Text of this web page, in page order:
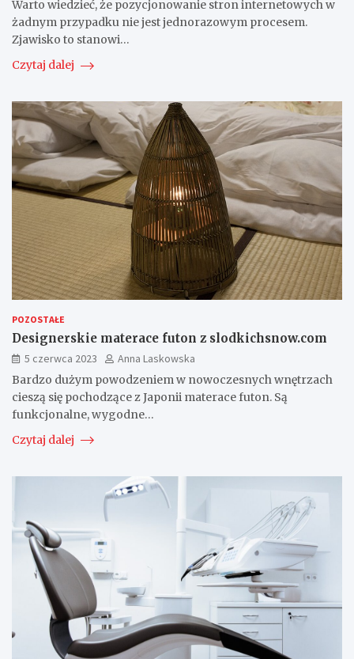
Warto wiedzieć, że pozycjonowanie stron internetowych w
żadnym przypadku nie jest jednorazowym procesem.
Zjawisko to stanowi…
Czytaj dalej
POZOSTAŁE
Designerskie materace futon z slodkichsnow.com
5 czerwca 2023
Anna Laskowska
Bardzo dużym powodzeniem w nowoczesnych wnętrzach
cieszą się pochodzące z Japonii materace futon. Są
funkcjonalne, wygodne…
Czytaj dalej